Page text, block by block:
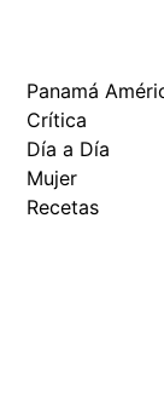
Panamá
Crítica
Día a Día
Mujer
Recetas